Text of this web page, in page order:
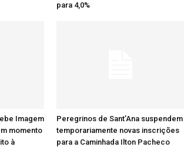
para 4,0%
Imagem
momento
à
Peregrinos de Sant’Ana suspendem
temporariamente novas inscrições
para a Caminhada Ilton Pacheco